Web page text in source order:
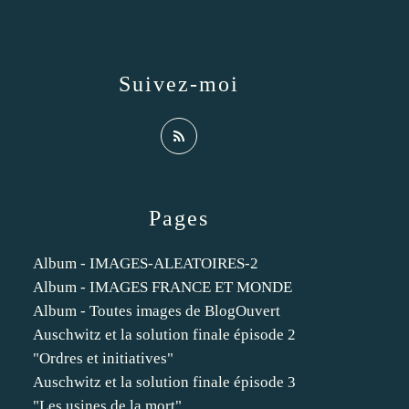
Pages
Album - IMAGES-ALEATOIRES-2
Album - IMAGES FRANCE ET MONDE
Album - Toutes images de BlogOuvert
Auschwitz et la solution finale épisode 2
"Ordres et initiatives"
Auschwitz et la solution finale épisode 3
Suivez-moi